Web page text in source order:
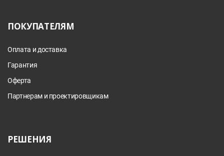
ПОКУПАТЕЛЯМ
Оплата и доставка
Гарантия
Оферта
Партнерам и проектировщикам
РЕШЕНИЯ